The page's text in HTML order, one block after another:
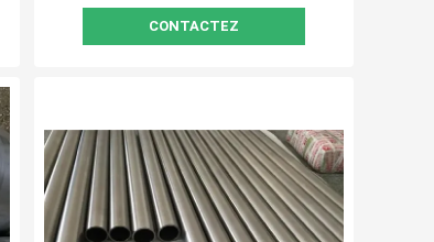
CONTACTEZ